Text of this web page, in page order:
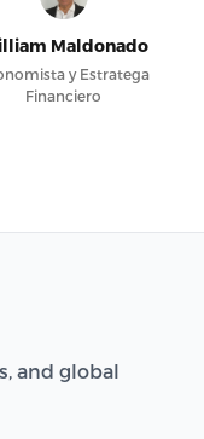
Maldonado
y Estratega
Financiero
and global